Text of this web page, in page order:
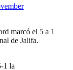
marcó el 5 a 1
de Jalifa.
1 la